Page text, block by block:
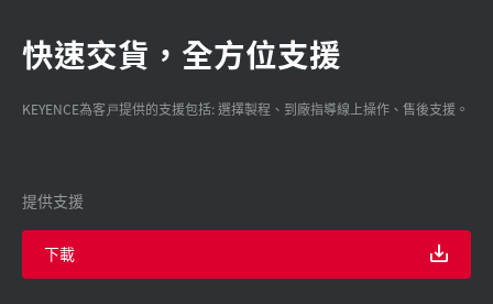
快速交貨，全方位支援
KEYENCE為客戸提供的支援包括: 選擇製程、到廠指導線上操作、售後支援。
提供支援
下載